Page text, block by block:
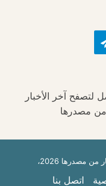
تيلقرام
لتصفح آخر الأخبار
من مصدرها
مصدرها 2026،
اتصل بنا